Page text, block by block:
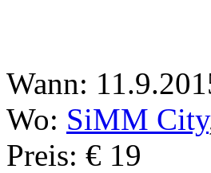
Wann:
Wo: SiMM City
Preis: € 19